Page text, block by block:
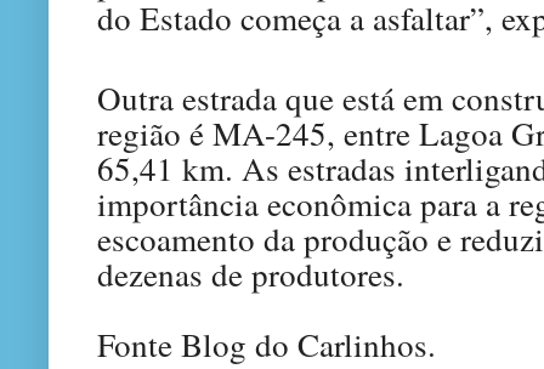
do Estado começa a asfaltar”,
Outra estrada que está em
região é MA-245, entre Lagoa
65,41 km. As estradas
importância econômica para a
escoamento da produção e
dezenas de produtores.
Fonte Blog do Carlinhos.